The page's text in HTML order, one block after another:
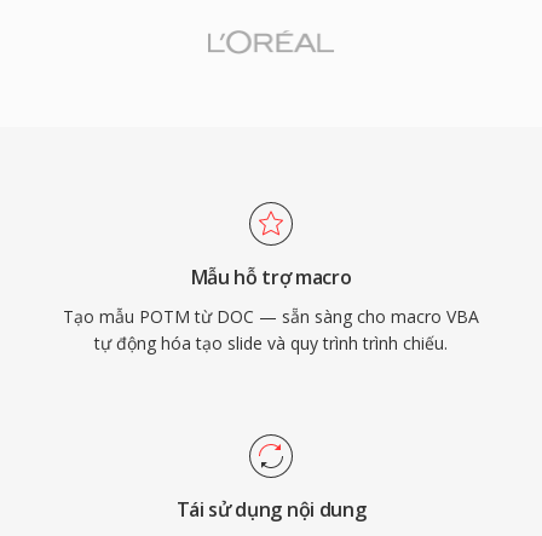
Mẫu hỗ trợ macro
Tạo mẫu POTM từ DOC — sẵn sàng cho macro VBA
tự động hóa tạo slide và quy trình trình chiếu.
Tái sử dụng nội dung